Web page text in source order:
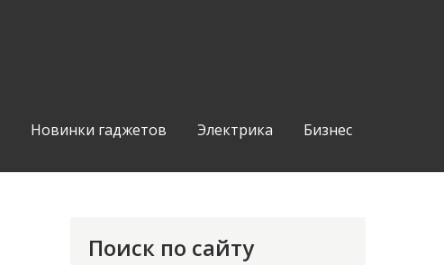
Новинки гаджетов Электрика Бизнес
Поиск по сайту